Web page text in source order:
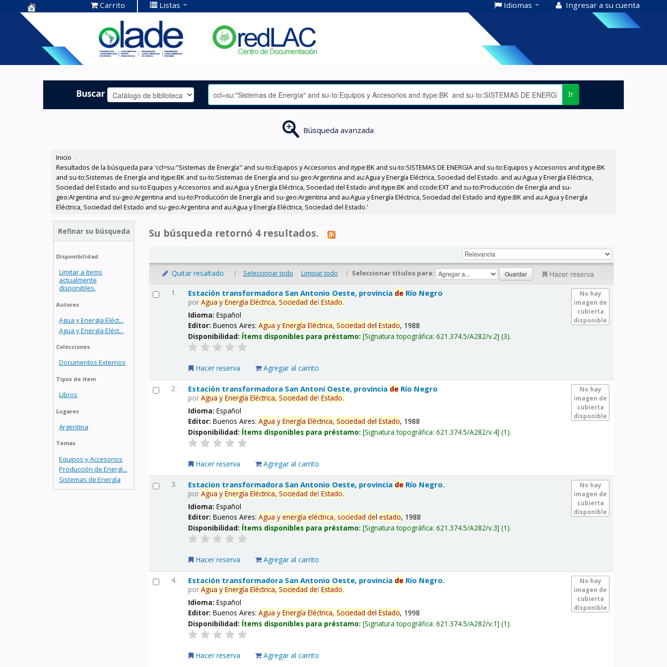
Centro de
Documentación
OLADE -
Carrito Listas Idiomas Ingresar a su cuenta
Buscar Ir
Búsqueda avanzada
Inicio ›
Resultados de la búsqueda para 'ccl=su:"Sistemas de Energía" and su-to:Equipos y Accesorios and itype:BK and su-to:SISTEMAS DE ENERGIA and su-to:Equipos y Accesorios and itype:BK
and su-to:Sistemas de Energía and itype:BK and su-to:Sistemas de Energía and su-geo:Argentina and au:Agua y Energía Eléctrica, Sociedad del Estado. and au:Agua y Energía Eléctrica,
Sociedad del Estado and su-to:Equipos y Accesorios and au:Agua y Energía Eléctrica, Sociedad del Estado and itype:BK and ccode:EXT and su-to:Producción de Energía and su-
geo:Argentina and su-geo:Argentina and su-to:Producción de Energía and su-geo:Argentina and au:Agua y Energía Eléctrica, Sociedad del Estado and itype:BK and au:Agua y Energía
Eléctrica, Sociedad del Estado and su-geo:Argentina and au:Agua y Energía Eléctrica, Sociedad del Estado.'
Refinar su búsqueda
Disponibilidad
Limitar a ítems
actualmente
disponibles.
Autores
Agua y Energía Eléct...
Agua y Energía Eléct...
Colecciones
Documentos Externos
Tipos de ítem
Libros
Lugares
Argentina
Temas
Equipos y Accesorios
Producción de Energí...
Sistemas de Energía
Su búsqueda retornó 4 resultados.
Quitar resaltado | Seleccionar todo Limpiar todo | Seleccionar títulos para: Hacer reserva
1.
No hay
imagen de
cubierta
disponible
Estación transformadora San Antonio Oeste, provincia de Río Negro
porAgua y Energía Eléctrica, Sociedad delEstado.
Idioma:Español
Editor:Buenos Aires:Agua y Energía Eléctrica, Sociedad delEstado, 1988
Disponibilidad: Ítems disponibles para préstamo: Signatura topográfica:621.374.5/A282/v.2 (3).
Hacer reserva Agregar al carrito
2.
No hay
imagen de
cubierta
disponible
Estación transformadora San Antoni Oeste, provincia de Río Negro
porAgua y Energía Eléctrica, Sociedad delEstado.
Idioma:Español
Editor:Buenos Aires:Agua y Energía Eléctrica, Sociedad delEstado, 1988
Disponibilidad: Ítems disponibles para préstamo: Signatura topográfica:621.374.5/A282/v.4 (1).
Hacer reserva Agregar al carrito
3.
No hay
imagen de
cubierta
disponible
Estacion transformadora San Antonio Oeste, provincia de Río Negro.
porAgua y Energía Eléctrica, Sociedad delEstado.
Idioma:Español
Editor:Buenos Aires:Agua y energía eléctrica, sociedad delestado, 1988
Disponibilidad: Ítems disponibles para préstamo: Signatura topográfica:621.374.5/A282/v.3 (1).
Hacer reserva Agregar al carrito
4.
No hay
imagen de
cubierta
disponible
Estación transformadora San Antonio Oeste, provincia de Río Negro.
porAgua y Energía Eléctrica, Sociedad delEstado.
Idioma:Español
Editor:Buenos Aires:Agua y Energía Eléctrica, Sociedad delEstado, 1998
Disponibilidad: Ítems disponibles para préstamo: Signatura topográfica:621.374.5/A282/v.1 (1).
Hacer reserva Agregar al carrito